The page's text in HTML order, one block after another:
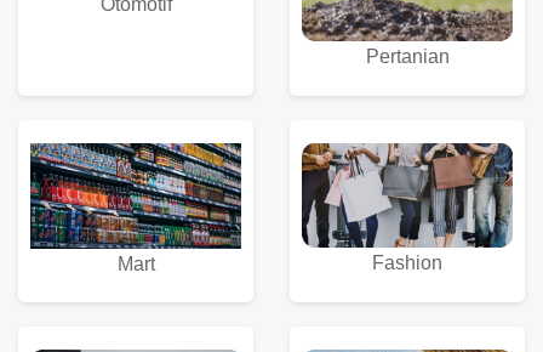
Otomotif
Pertanian
Mart Fashion